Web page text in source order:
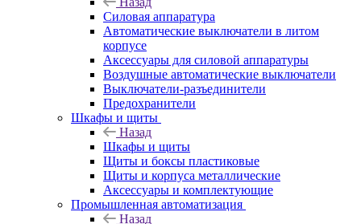
Силовая аппаратура
Автоматические выключатели в литом
корпусе
Аксессуары для силовой аппаратуры
Воздушные автоматические выключатели
Выключатели-разъединители
Предохранители
Шкафы и щиты
Назад
Шкафы и щиты
Щиты и боксы пластиковые
Щиты и корпуса металлические
Аксессуары и комплектующие
Промышленная автоматизация
Назад